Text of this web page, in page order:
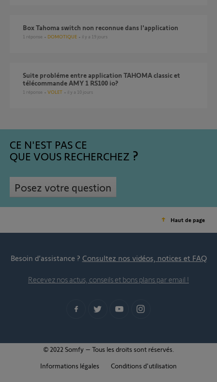
Box Tahoma switch non reconnue dans l'application
1 réponse DOMOTIQUE il y a 19 jours
Suite probléme entre application TAHOMA classic et
télécommande AMY 1 RS100 io?
1 réponse VOLET il y a 10 jours
CE N'EST PAS CE
QUE VOUS RECHERCHEZ
Posez votre question
Haut de page
Besoin d’assistance ? Consultez nos vidéos, notices et FAQ
Recevez nos actus, conseils et bons plans par email !
© 2022 Somfy – Tous les droits sont réservés.
Informations légales
Conditions d'utilisation